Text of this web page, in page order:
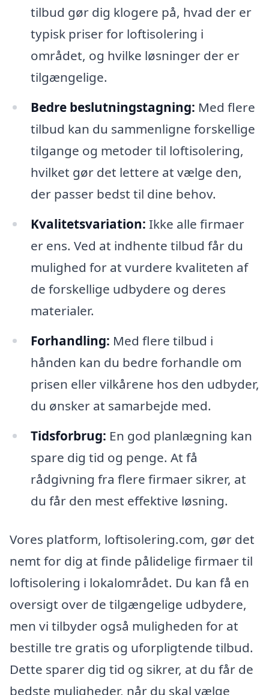
tilbud gør dig klogere på, hvad der er
typisk priser for loftisolering i
området, og hvilke løsninger der er
tilgængelige.
Bedre beslutningstagning: Med flere
tilbud kan du sammenligne forskellige
tilgange og metoder til loftisolering,
hvilket gør det lettere at vælge den,
der passer bedst til dine behov.
Kvalitetsvariation: Ikke alle firmaer
er ens. Ved at indhente tilbud får du
mulighed for at vurdere kvaliteten af
de forskellige udbydere og deres
materialer.
Forhandling: Med flere tilbud i
hånden kan du bedre forhandle om
prisen eller vilkårene hos den udbyder,
du ønsker at samarbejde med.
Tidsforbrug: En god planlægning kan
spare dig tid og penge. At få
rådgivning fra flere firmaer sikrer, at
du får den mest effektive løsning.
Vores platform, loftisolering.com, gør det
nemt for dig at finde pålidelige firmaer til
loftisolering i lokalområdet. Du kan få en
oversigt over de tilgængelige udbydere,
men vi tilbyder også muligheden for at
bestille tre gratis og uforpligtende tilbud.
Dette sparer dig tid og sikrer, at du får de
bedste muligheder, når du skal vælge